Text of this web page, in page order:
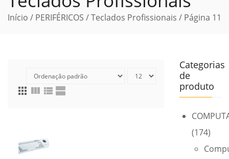
Início / PERIFÉRICOS /Teclados Profissionais / Página 11
apps view_column view_list view_agenda
Categorias
de
produto
(174)